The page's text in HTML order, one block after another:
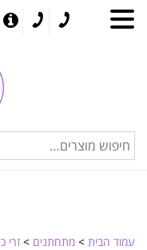
עמוד הבית > מתחתנים > זרי